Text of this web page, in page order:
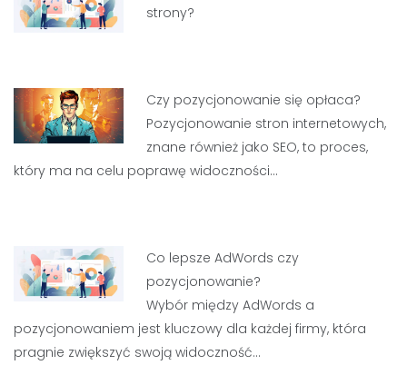
strony?
Czy pozycjonowanie się opłaca?
Pozycjonowanie stron internetowych,
znane również jako SEO, to proces,
który ma na celu poprawę widoczności…
Co lepsze AdWords czy
pozycjonowanie?
Wybór między AdWords a
pozycjonowaniem jest kluczowy dla każdej firmy, która
pragnie zwiększyć swoją widoczność…